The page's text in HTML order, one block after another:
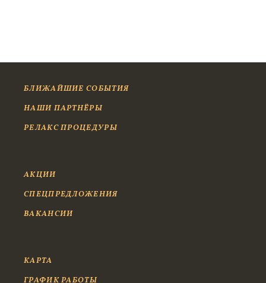
БЛИЖАЙШИЕ СОБЫТИЯ
НАШИ ПАРТНЁРЫ
РЕЛАКС ПРОЦЕДУРЫ
АКЦИИ
СПЕЦПРЕДЛОЖЕНИЯ
ВАКАНСИИ
КАРТА
ГРАФИК РАБОТЫ